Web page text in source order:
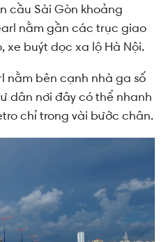
cầu Sài Gòn khoảng
nằm gần các trục giao
xe buýt dọc xa lộ Hà Nội.
nằm bên cạnh nhà ga số
dân nơi đây có thể nhanh
chỉ trong vài bước chân.